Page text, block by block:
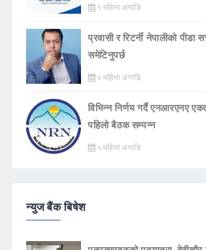
१ महिना अगाडि
प्रवासी र रिटर्नी नेपालीको पीडा
समेटिनुपर्छ
४ महिना अगाडि
विभिन्न निर्णय गर्दै एनआरएनए
पहिलो बैठक सम्पन्न
५ महिना अगाडि
न्युज बैंक बिषेश